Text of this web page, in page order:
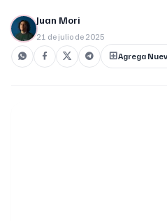
Juan Mori
21 de julio de 2025
Agrega